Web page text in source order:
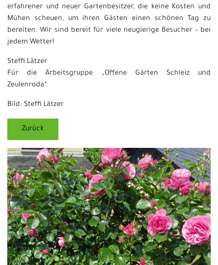
erfahrener und neuer Gartenbesitzer, die keine Kosten und
Mühen scheuen, um ihren Gästen einen schönen Tag zu
bereiten. Wir sind bereit für viele neugierige Besucher – bei
jedem Wetter!
Steffi Lätzer
Für die Arbeitsgruppe „Offene Gärten Schleiz und
Zeulenroda“
Bild: Steffi Lätzer
Zurück